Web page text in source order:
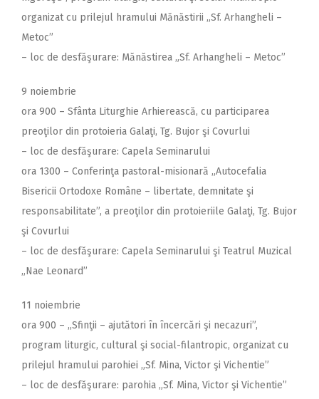
organizat cu prilejul hramului Mănăstirii „Sf. Arhangheli –
Metoc”
– loc de desfăşurare: Mănăstirea „Sf. Arhangheli – Metoc”
9 noiembrie
ora 900 – Sfânta Liturghie Arhierească, cu participarea
preoţilor din protoieria Galaţi, Tg. Bujor şi Covurlui
– loc de desfăşurare: Capela Seminarului
ora 1300 – Conferinţa pastoral-misionară „Autocefalia
Bisericii Ortodoxe Române – libertate, demnitate şi
responsabilitate”, a preoţilor din protoieriile Galaţi, Tg. Bujor
şi Covurlui
– loc de desfăşurare: Capela Seminarului şi Teatrul Muzical
„Nae Leonard”
11 noiembrie
ora 900 – ,,Sfinţii – ajutători în încercări şi necazuri”,
program liturgic, cultural şi social-filantropic, organizat cu
prilejul hramului parohiei „Sf. Mina, Victor şi Vichentie”
– loc de desfăşurare: parohia „Sf. Mina, Victor şi Vichentie”